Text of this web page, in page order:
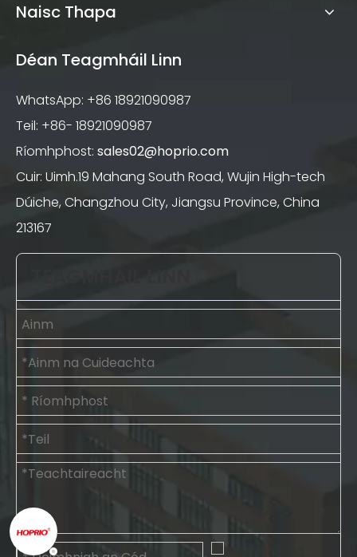
Naisc Thapa
Déan Teagmháil Linn
WhatsApp: +86 18921090987
Teil: +86- 18921090987
Ríomhphost: sales02@hoprio.com
Cuir: Uimh.19 Mahang South Road, Wujin High-tech
Dúiche, Changzhou City, Jiangsu Province, China
213167